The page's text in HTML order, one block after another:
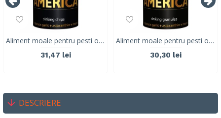
Aliment moale pentru pesti omnivori și carnivori din America de Nord și de Sud TROPICAL SOFT LINE, marime L ,250ML/130G
31,47 lei
Aliment moale pentru pesti omnivori și carnivori din America de Nord și de Sud TROPICAL SOFT LINE, marime M, 250ML/150G
30,30 lei
DESCRIERE